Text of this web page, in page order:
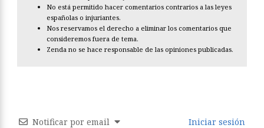
No está permitido hacer comentarios contrarios a las leyes
españolas o injuriantes.
Nos reservamos el derecho a eliminar los comentarios que
consideremos fuera de tema.
Zenda no se hace responsable de las opiniones publicadas.
Notificar por email Iniciar sesión